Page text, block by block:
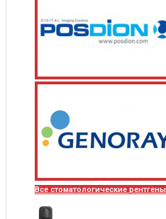
Все стоматологические рентгены